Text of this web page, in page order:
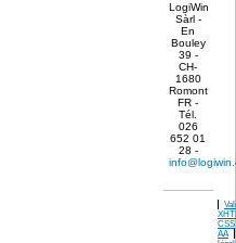
LogiWin
Sàrl -
En
Bouley
39 -
CH-
1680
Romont
FR -
Tél.
026
652 01
28 -
CSS
AA